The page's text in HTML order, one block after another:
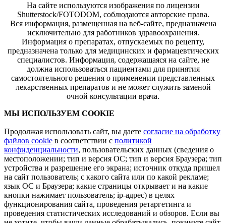
На сайте используются изображения по лицензии
Shutterstock/FOTODOM, соблюдаются авторские права.
Вся информация, размещенная на веб-сайте, предназначена
исключительно для работников здравоохранения.
Информация о препаратах, отпускаемых по рецепту,
предназначена только для медицинских и фармацевтических
специалистов. Информация, содержащаяся на сайте, не
должна использоваться пациентами для принятия
самостоятельного решения о применении представленных
лекарственных препаратов и не может служить заменой
очной консультации врача.
МЫ ИСПОЛЬЗУЕМ COOKIE
Продолжая использовать сайт, вы даете согласие на обработку
файлов cookie в соответствии с политикой
конфиденциальности, пользовательских данных (сведения о
местоположении; тип и версия ОС; тип и версия Браузера; тип
устройства и разрешение его экрана; источник откуда пришел
на сайт пользователь; с какого сайта или по какой рекламе;
язык ОС и Браузера; какие страницы открывает и на какие
кнопки нажимает пользователь; ip-адрес) в целях
функционирования сайта, проведения ретаргетинга и
проведения статистических исследований и обзоров. Если вы